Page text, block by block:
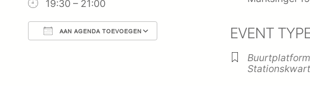
19:30 – 21:00
AAN AGENDA TOEVOEGEN
Google Calendar
EVENT
Buurtplatform